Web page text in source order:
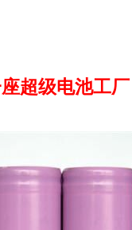
超级电池工厂